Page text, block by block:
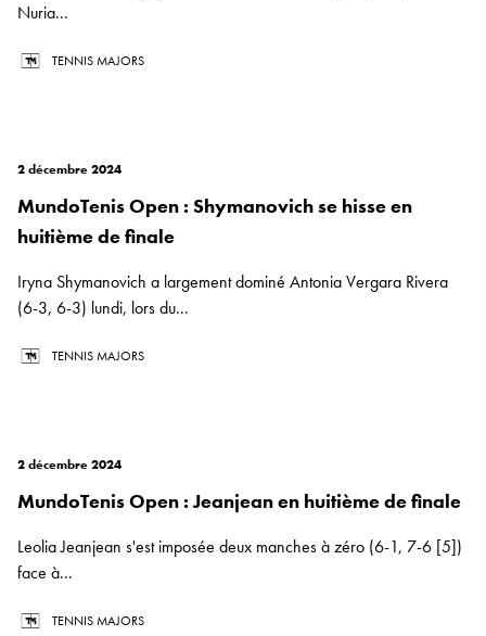
Nuria...
TENNIS MAJORS
2 décembre 2024
MundoTenis Open : Shymanovich se hisse en
huitième de finale
Iryna Shymanovich a largement dominé Antonia Vergara Rivera
(6-3, 6-3) lundi, lors du...
TENNIS MAJORS
2 décembre 2024
MundoTenis Open : Jeanjean en huitième de finale
Leolia Jeanjean s'est imposée deux manches à zéro (6-1, 7-6 [5])
face à...
TENNIS MAJORS